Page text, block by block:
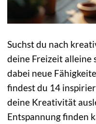
Suchst du nach
deine Freizeit alleine
dabei neue
findest du 14
deine Kreativität
Entspannung finden